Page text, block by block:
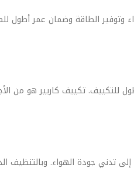
وتوفير الطاقة وضمان عمر أطول
تكييف كاريير هو من
تدني جودة الهواء.